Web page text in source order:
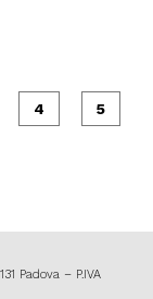
4 5
Padova – P.IVA